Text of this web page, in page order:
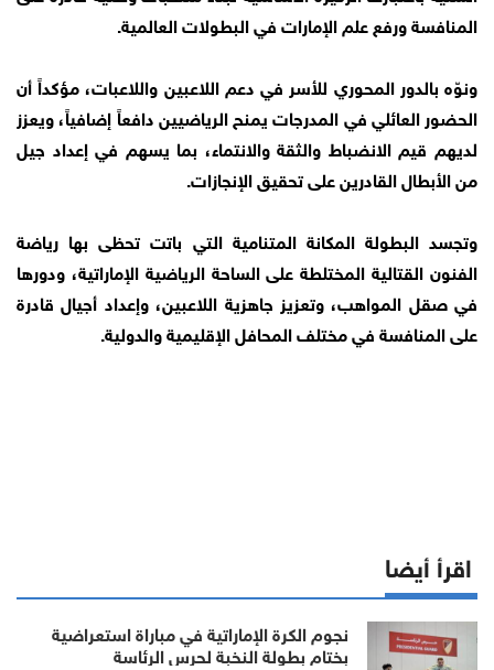
المنافسة ورفع علم الإمارات في البطولات العالمية.
ونوّه بالدور المحوري للأسر في دعم اللاعبين واللاعبات، مؤكداً أن
الحضور العائلي في المدرجات يمنح الرياضيين دافعاً إضافياً، ويعزز
لديهم قيم الانضباط والثقة والانتماء، بما يسهم في إعداد جيل
من الأبطال القادرين على تحقيق الإنجازات.
وتجسد البطولة المكانة المتنامية التي باتت تحظى بها رياضة
الفنون القتالية المختلطة على الساحة الرياضية الإماراتية، ودورها
في صقل المواهب، وتعزيز جاهزية اللاعبين، وإعداد أجيال قادرة
على المنافسة في مختلف المحافل الإقليمية والدولية.
اقرأ أيضا
نجوم الكرة الإماراتية في مباراة استعراضية
بختام بطولة النخبة لحرس الرئاسة